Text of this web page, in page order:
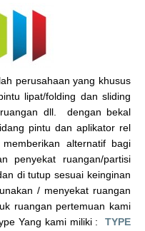
perusahaan yang khusus
lipat/folding dan sliding
dll. dengan bekal
pintu dan aplikator rel
alternatif bagi
penyekat ruangan/partisi
di tutup sesuai keinginan
/ menyekat ruangan
ruangan pertemuan kami
Yang kami miliki : TYPE